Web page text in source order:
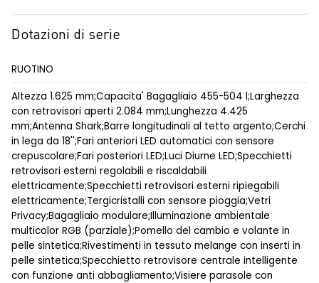
Dotazioni di serie
RUOTINO
Altezza 1.625 mm;Capacita' Bagagliaio 455-504 l;Larghezza
con retrovisori aperti 2.084 mm;Lunghezza 4.425
mm;Antenna Shark;Barre longitudinali al tetto argento;Cerchi
in lega da 18'';Fari anteriori LED automatici con sensore
crepuscolare;Fari posteriori LED;Luci Diurne LED;Specchietti
retrovisori esterni regolabili e riscaldabili
elettricamente;Specchietti retrovisori esterni ripiegabili
elettricamente;Tergicristalli con sensore pioggia;Vetri
Privacy;Bagagliaio modulare;Illuminazione ambientale
multicolor RGB (parziale);Pomello del cambio e volante in
pelle sintetica;Rivestimenti in tessuto melange con inserti in
pelle sintetica;Specchietto retrovisore centrale intelligente
con funzione anti abbagliamento;Visiere parasole con